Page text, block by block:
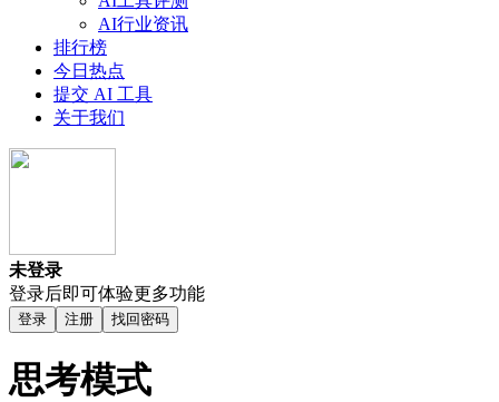
AI行业资讯
排行榜
今日热点
提交 AI 工具
关于我们
未登录
登录后即可体验更多功能
登录 注册 找回密码
思考模式